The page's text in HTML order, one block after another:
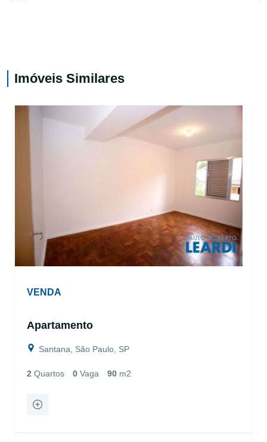
Imóveis Similares
VENDA
Apartamento
Santana, São Paulo, SP
2 Quartos 0 Vaga 90 m2